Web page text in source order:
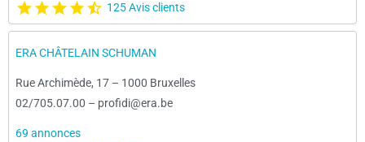
125 Avis clients
ERA CHÂTELAIN SCHUMAN
Rue Archimède, 17 – 1000 Bruxelles
02/705.07.00 – profidi@era.be
69 annonces